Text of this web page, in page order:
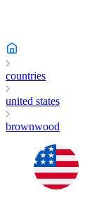
countries
united states
brownwood